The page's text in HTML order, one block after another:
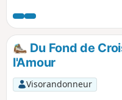
de croiser quelques
Du Fond de
l'Amour
Visorandonneur